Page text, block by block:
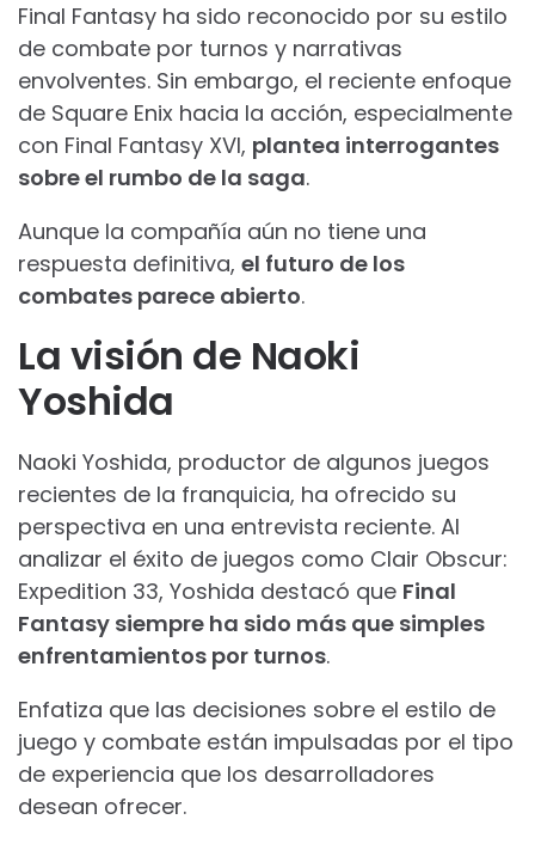
Final Fantasy ha sido reconocido por su estilo
de combate por turnos y narrativas
envolventes. Sin embargo, el reciente enfoque
de Square Enix hacia la acción, especialmente
con Final Fantasy XVI, plantea interrogantes
sobre el rumbo de la saga.
Aunque la compañía aún no tiene una
respuesta definitiva, el futuro de los
combates parece abierto.
La visión de Naoki
Yoshida
Naoki Yoshida, productor de algunos juegos
recientes de la franquicia, ha ofrecido su
perspectiva en una entrevista reciente. Al
analizar el éxito de juegos como Clair Obscur:
Expedition 33, Yoshida destacó que Final
Fantasy siempre ha sido más que simples
enfrentamientos por turnos.
Enfatiza que las decisiones sobre el estilo de
juego y combate están impulsadas por el tipo
de experiencia que los desarrolladores
desean ofrecer.